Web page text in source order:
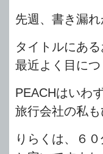
先週、書き漏
タイトルにあ
最近よく目につ
PEACHはいわ
旅行会社の私も
りらくは、６